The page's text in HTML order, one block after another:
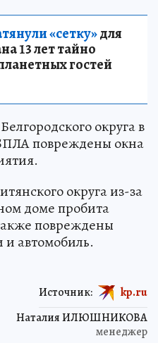
«сетку»для
13 лет тайно
гостей
округа в
повреждены окна
округа из-за
доме пробита
повреждены
автомобиль.
Наталия ИЛЮШНИКОВА
менеджер
Источник: kp.ru